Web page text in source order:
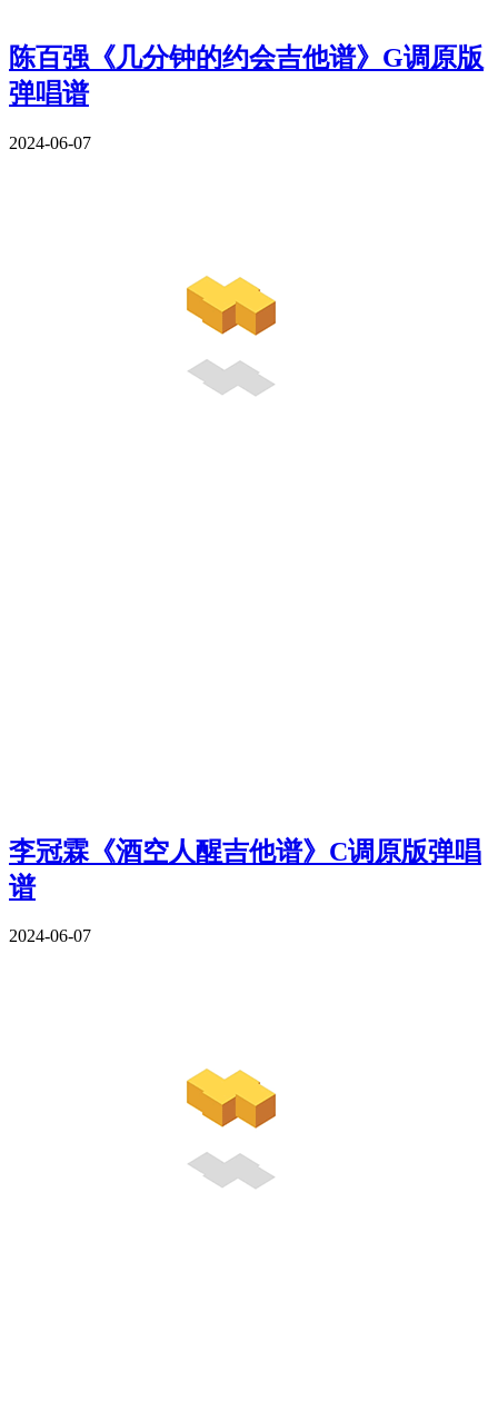
陈百强《几分钟的约会吉他谱》G调原版
弹唱谱
2024-06-07
李冠霖《酒空人醒吉他谱》C调原版弹唱
谱
2024-06-07